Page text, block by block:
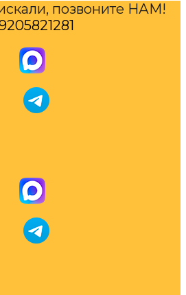
позвоните НАМ!